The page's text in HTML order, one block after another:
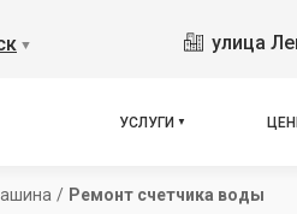
▼ улица
УСЛУГИ
/ Ремонт счетчика воды